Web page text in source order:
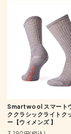
Smartwool スマート
ククラシックライトク
ー【ウィメンズ 】